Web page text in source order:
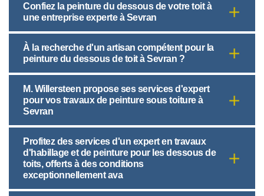
Confiez la peinture du dessous de votre toit à
une entreprise experte à Sevran
À la recherche d'un artisan compétent pour la
peinture du dessous de toit à Sevran ?
M. Willersteen propose ses services d'expert
pour vos travaux de peinture sous toiture à
Sevran
Profitez des services d'un expert en travaux
d'habillage et de peinture pour les dessous de
toits, offerts à des conditions
exceptionnellement ava